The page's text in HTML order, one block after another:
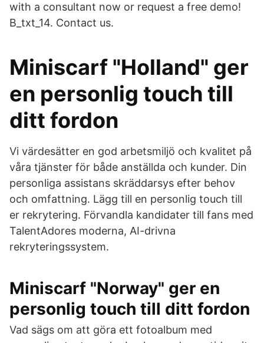
with a consultant now or request a free demo!
B_txt_14. Contact us.
Miniscarf "Holland" ger
en personlig touch till
ditt fordon
Vi värdesätter en god arbetsmiljö och kvalitet på
våra tjänster för både anställda och kunder. Din
personliga assistans skräddarsys efter behov
och omfattning. Lägg till en personlig touch till
er rekrytering. Förvandla kandidater till fans med
TalentAdores moderna, AI-drivna
rekryteringssystem.
Miniscarf "Norway" ger en
personlig touch till ditt fordon
Vad sägs om att göra ett fotoalbum med